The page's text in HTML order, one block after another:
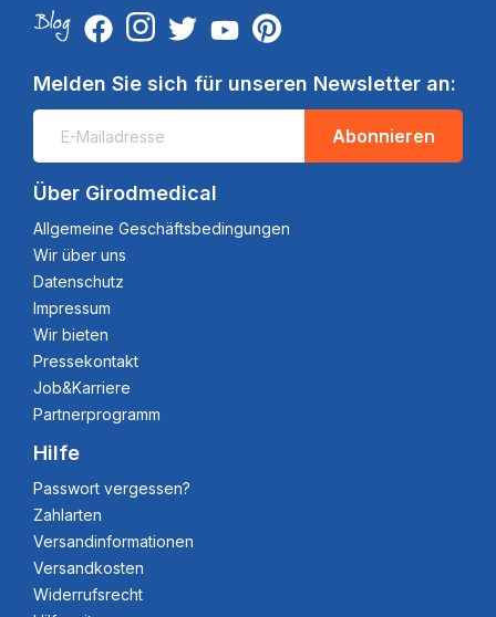
Melden Sie sich für unseren Newsletter an:
Abonnieren
Über Girodmedical
Allgemeine Geschäftsbedingungen
Wir über uns
Datenschutz
Impressum
Wir bieten
Pressekontakt
Job&Karriere
Partnerprogramm
Hilfe
Passwort vergessen?
Zahlarten
Versandinformationen
Versandkosten
Widerrufsrecht